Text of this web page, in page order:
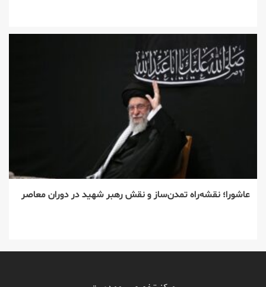
عاشورا؛ نقشه‌راه تمدن‌ساز و نقش رهبر شهید در دوران معاصر